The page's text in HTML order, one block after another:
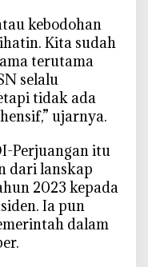
kebodohan
Kita sudah
terutama
selalu
tidak ada
ujarnya.
Perjuangan itu
dari lanskap
2023 kepada
Ia pun
dalam